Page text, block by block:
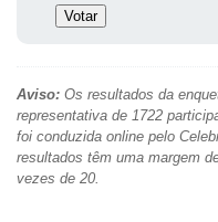
Aviso: Os resultados da
representativa de 1722
foi conduzida online pelo
resultados têm uma margem
vezes de 20.